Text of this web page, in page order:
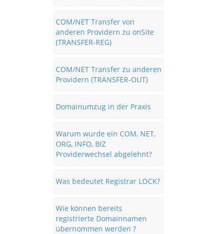
COM/NET Transfer von
anderen Providern zu onSite
(TRANSFER-REG)
COM/NET Transfer zu anderen
Providern (TRANSFER-OUT)
Domainumzug in der Praxis
Warum wurde ein COM, NET,
ORG, INFO, BIZ
Providerwechsel abgelehnt?
Was bedeutet Registrar LOCK?
Wie können bereits
registrierte Domainnamen
übernommen werden ?